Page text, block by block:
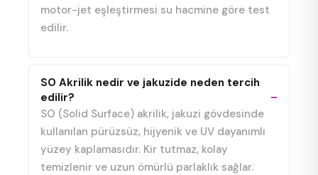
motor-jet eşleştirmesi su hacmine göre test
edilir.
SO Akrilik nedir ve jakuzide neden tercih
edilir?
SO (Solid Surface) akrilik, jakuzi gövdesinde
kullanılan pürüzsüz, hijyenik ve UV dayanımlı
yüzey kaplamasıdır. Kir tutmaz, kolay
temizlenir ve uzun ömürlü parlaklık sağlar.